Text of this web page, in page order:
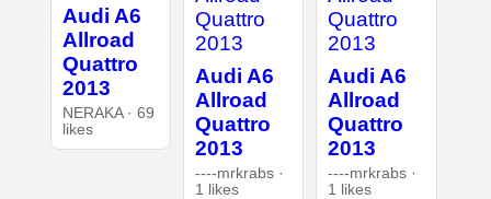
Audi A6
Allroad
Quattro
2013
NERAKA · 69
likes
Audi A6
Allroad
Quattro
2013
----mrkrabs ·
1 likes
Audi A6
Allroad
Quattro
2013
----mrkrabs ·
1 likes